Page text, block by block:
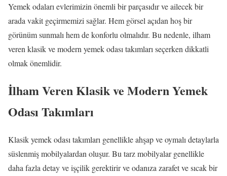
Yemek odaları evlerimizin önemli bir parçasıdır ve ailecek bir
arada vakit geçirmemizi sağlar. Hem görsel açıdan hoş bir
görünüm sunmalı hem de konforlu olmalıdır. Bu nedenle, ilham
veren klasik ve modern yemek odası takımları seçerken dikkatli
olmak önemlidir.
İlham Veren Klasik ve Modern Yemek
Odası Takımları
Klasik yemek odası takımları genellikle ahşap ve oymalı detaylarla
süslenmiş mobilyalardan oluşur. Bu tarz mobilyalar genellikle
daha fazla detay ve işçilik gerektirir ve odanıza zarafet ve sıcak bir